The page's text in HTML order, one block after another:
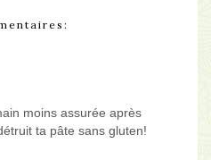
moins assurée après
ta pâte sans gluten!